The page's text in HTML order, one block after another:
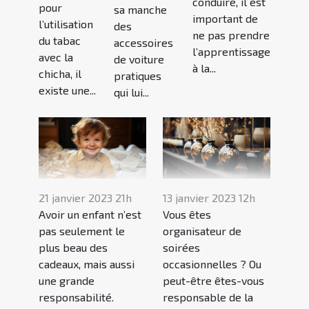
pour
l’utilisation
du tabac
avec la
chicha, il
existe une...
sa manche
des
accessoires
de voiture
pratiques
qui lui...
important de
ne pas prendre
l’apprentissage
à la...
21 janvier 2023 21h
Avoir un enfant n’est
pas seulement le
plus beau des
cadeaux, mais aussi
une grande
responsabilité.
13 janvier 2023 12h
Vous êtes
organisateur de
soirées
occasionnelles ? Ou
peut-être êtes-vous
responsable de la